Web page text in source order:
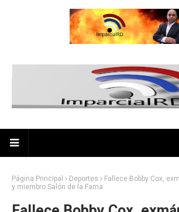
Página Principal Deportes
Fallece Bobby Cox,
y miembro Salón de la Fama